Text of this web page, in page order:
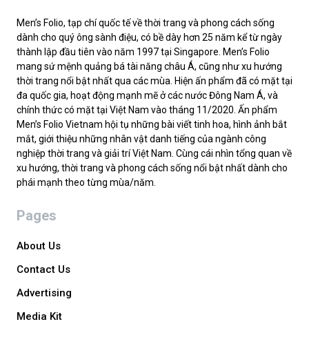
Men’s Folio, tạp chí quốc tế về thời trang và phong cách sống
dành cho quý ông sành điệu, có bề dày hơn 25 năm kể từ ngày
thành lập đầu tiên vào năm 1997 tại Singapore. Men’s Folio
mang sứ mệnh quảng bá tài năng châu Á, cũng như xu hướng
thời trang nổi bật nhất qua các mùa. Hiện ấn phẩm đã có mặt tại
đa quốc gia, hoạt động mạnh mẽ ở các nước Đông Nam Á, và
chính thức có mặt tại Việt Nam vào tháng 11/2020. Ấn phẩm
Men’s Folio Vietnam hội tụ những bài viết tinh hoa, hình ảnh bắt
mắt, giới thiệu những nhân vật danh tiếng của ngành công
nghiệp thời trang và giải trí Việt Nam. Cùng cái nhìn tổng quan về
xu hướng, thời trang và phong cách sống nổi bật nhất dành cho
phái mạnh theo từng mùa/năm.
Pages
About Us
Contact Us
Advertising
Media Kit